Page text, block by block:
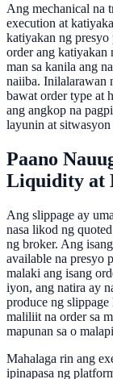
Ang mechanical na
execution at
katiyakan ng
order ang katiyakan
man sa kanila ang
naiiba. Inilalarawan
bawat order type at
ang angkop na
layunin at sitwasyon
Paano
Liquidity at
Ang slippage ay
nasa likod ng
ng broker. Ang
available na presyo
malaki ang isang
iyon, ang natira ay
produce ng
maliliit na order sa
mapunan sa o
Mahalaga rin ang
ipinapasa ng